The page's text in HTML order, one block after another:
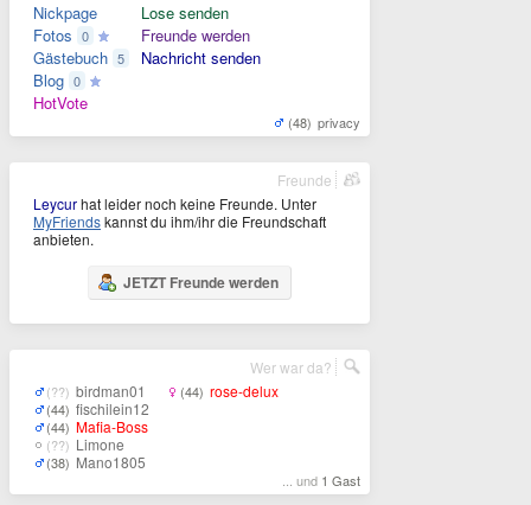
Nickpage
Fotos 0
Gästebuch 5
Blog 0
HotVote
Lose senden
Freunde werden
Nachricht senden
(48) privacy
Leycurhat leider noch keine Freunde. Unter
MyFriendskannst du ihm/ihr die Freundschaft
anbieten.
JETZT Freunde werden
Freunde
(??) birdman01
(44) fischilein12
(44) Mafia-Boss
(??) Limone
(38) Mano1805
(44) rose-delux
... und 1 Gast
Wer war da?